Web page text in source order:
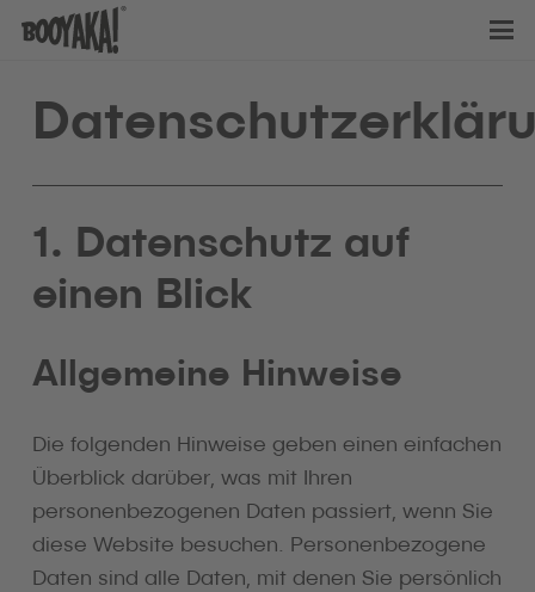
1. Datenschutz auf
einen Blick
Allgemeine Hinweise
Die folgenden Hinweise geben einen einfachen
Überblick darüber, was mit Ihren
personenbezogenen Daten passiert, wenn Sie
diese Website besuchen. Personenbezogene
Daten sind alle Daten, mit denen Sie persönlich